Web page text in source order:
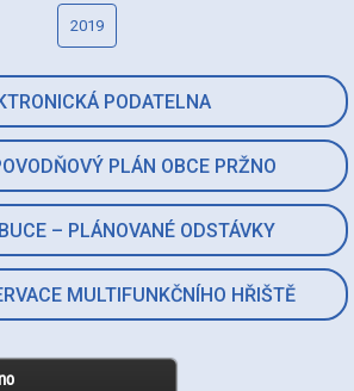
PODATELNA
PLÁN OBCE PRŽNO
– PLÁNOVANÉ ODSTÁVKY
MULTIFUNKČNÍHO HŘIŠTĚ
2019